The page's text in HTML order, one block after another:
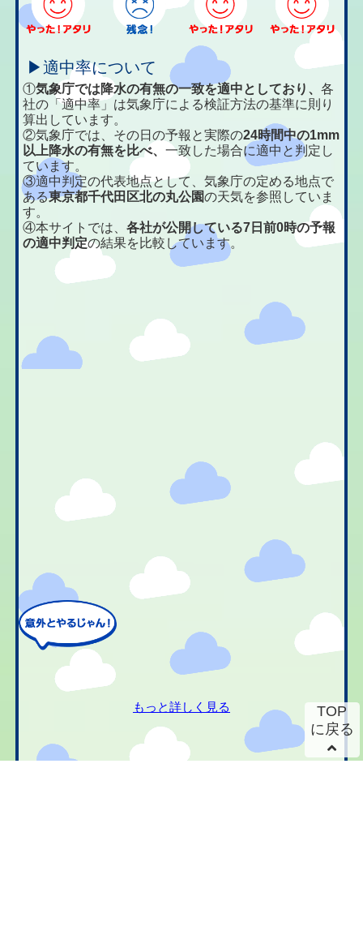
▶適中率について
①気象庁では降水の有無の一致を適中としており、各
社の「適中率」は気象庁による検証方法の基準に則り
算出しています。
②気象庁では、その日の予報と実際の24時間中の1mm
以上降水の有無を比べ、一致した場合に適中と判定し
ています。
③適中判定の代表地点として、気象庁の定める地点で
ある東京都千代田区北の丸公園の天気を参照していま
す。
④本サイトでは、各社が公開している7日前0時の予報
の適中判定の結果を比較しています。
もっと詳しく見る
TOP
に戻る